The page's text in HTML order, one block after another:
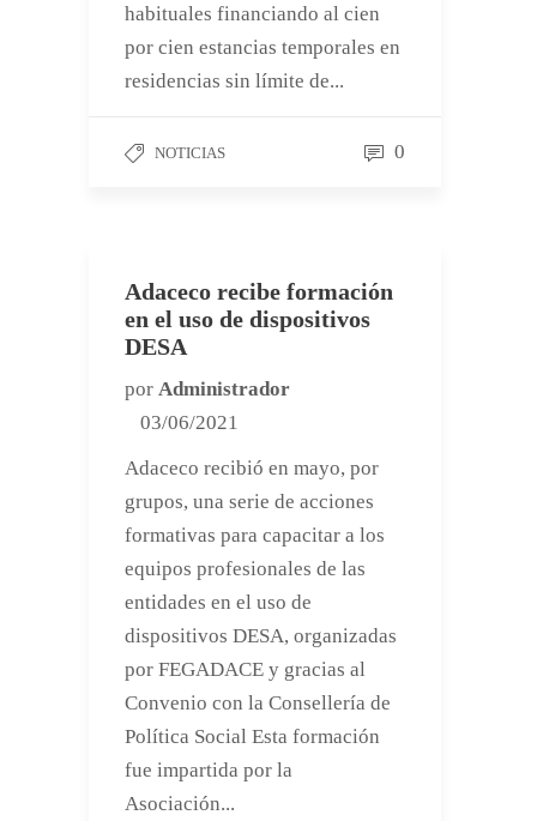
habituales financiando al cien
por cien estancias temporales en
residencias sin límite de...
NOTICIAS 0
Adaceco recibe formación
en el uso de dispositivos
DESA
por Administrador
03/06/2021
Adaceco recibió en mayo, por
grupos, una serie de acciones
formativas para capacitar a los
equipos profesionales de las
entidades en el uso de
dispositivos DESA, organizadas
por FEGADACE y gracias al
Convenio con la Consellería de
Política Social Esta formación
fue impartida por la
Asociación...